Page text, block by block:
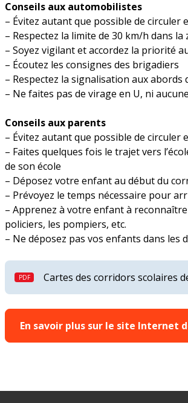
Conseils aux automobilistes
– Évitez autant que possible de
– Respectez la limite de 30 km/h dans la
– Soyez vigilant et accordez la priorité
– Écoutez les consignes des brigadiers
– Respectez la signalisation aux abords
– Ne faites pas de virage en U, ni
Conseils aux parents
– Évitez autant que possible de
– Faites quelques fois le trajet vers
de son école
– Déposez votre enfant au début du
– Prévoyez le temps nécessaire pour
– Apprenez à votre enfant à
policiers, les pompiers, etc.
– Ne déposez pas vos enfants dans les
Cartes des corridors scolaires
En savoir plus sur le site Internet